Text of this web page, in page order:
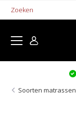
Soorten matrassen